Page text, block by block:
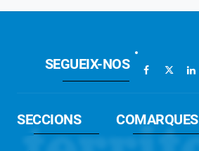
SEGUEIX-NOS
SECCIONS COMARQUES